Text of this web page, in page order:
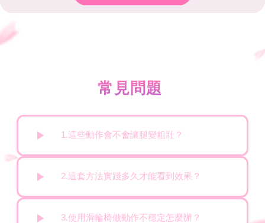
常見問題
1.這些動作會不會讓腿變粗壯？
2.這套方法實踐多久才能看到效果？
3.使用滑輪椅做動作不穩定怎麼辦？